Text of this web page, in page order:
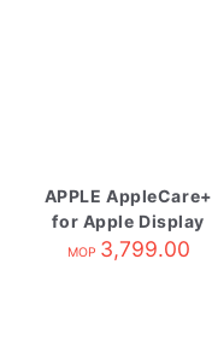
APPLE AppleCare+
for Apple Display
MOP 3,799.00